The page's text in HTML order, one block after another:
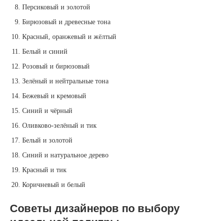
Персиковый и золотой
Бирюзовый и древесные тона
Красный, оранжевый и жёлтый
Белый и синий
Розовый и бирюзовый
Зелёный и нейтральные тона
Бежевый и кремовый
Синий и чёрный
Оливково-зелёный и тик
Белый и золотой
Синий и натуральное дерево
Красный и тик
Коричневый и белый
Советы дизайнеров по выбору